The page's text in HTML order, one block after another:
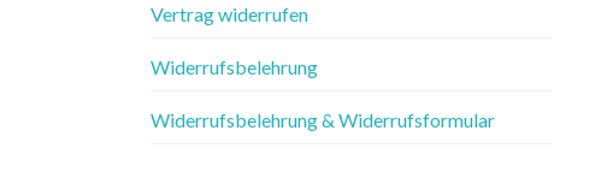
Vertrag widerrufen
Widerrufsbelehrung
Widerrufsbelehrung & Widerrufsformular